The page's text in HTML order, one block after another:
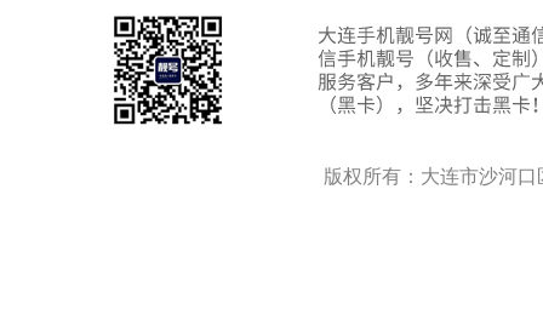
版权所有：大连市沙河